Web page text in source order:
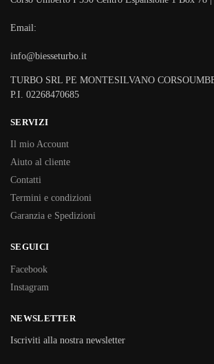
Email:
info@biesseturbo.it
TURBO SRL PE MONTESILVANO
P.I. 02268470685
SERVIZI
Il mio Account
Aiuto al cliente
Contatti
Termini e condizioni
Garanzia e Spedizioni
SEGUICI
Facebook
Instagram
NEWSLETTER
Iscriviti alla nostra newsletter